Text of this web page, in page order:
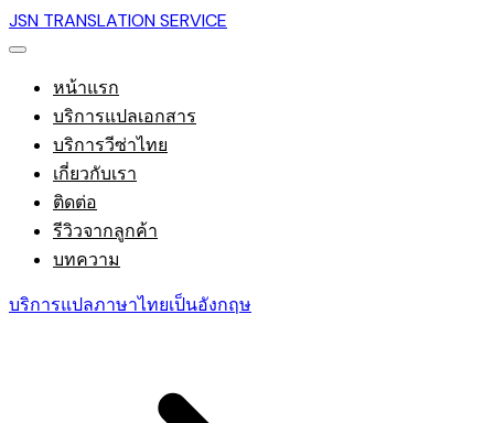
JSN TRANSLATION SERVICE
หน้าแรก
บริการแปลเอกสาร
บริการวีซ่าไทย
เกี่ยวกับเรา
ติดต่อ
รีวิวจากลูกค้า
บทความ
บริการแปลภาษาไทยเป็นอังกฤษ